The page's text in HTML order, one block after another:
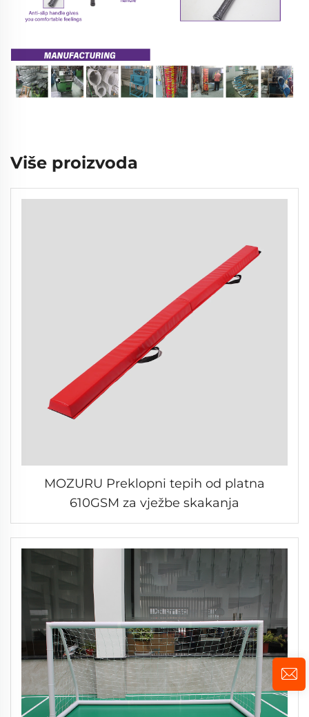
Više proizvoda
MOZURU Preklopni tepih od platna
610GSM za vježbe skakanja